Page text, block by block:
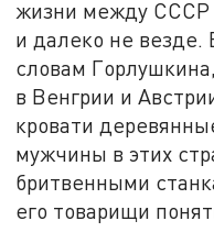
жизни между СССР
и далеко не
словам
в Венгрии и
кровати
мужчины в этих
бритвенными
его товарищи